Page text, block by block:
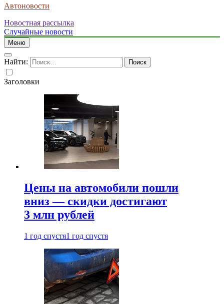
Автоновости
Новостная рассылка
Случайные новости
Меню
Найти:
Заголовки
Цены на автомобили пошли
вниз — скидки достигают
3 млн рублей
1 год спустя1 год спустя